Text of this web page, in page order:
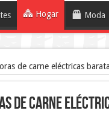
Hogar Moda
de carne eléctricas
de carne